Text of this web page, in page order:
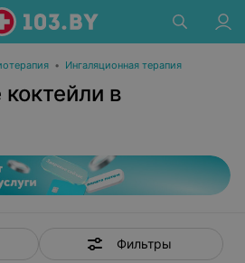
• Ингаляционная терапия
в
Фильтры